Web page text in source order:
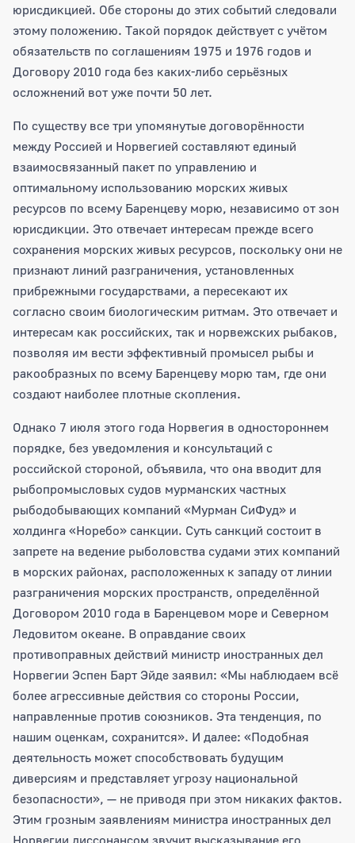
юрисдикцией. Обе стороны до этих событий следовали
этому положению. Такой порядок действует с учётом
обязательств по соглашениям 1975 и 1976 годов и
Договору 2010 года без каких-либо серьёзных
осложнений вот уже почти 50 лет.
По существу все три упомянутые договорённости
между Россией и Норвегией составляют единый
взаимосвязанный пакет по управлению и
оптимальному использованию морских живых
ресурсов по всему Баренцеву морю, независимо от зон
юрисдикции. Это отвечает интересам прежде всего
сохранения морских живых ресурсов, поскольку они не
признают линий разграничения, установленных
прибрежными государствами, а пересекают их
согласно своим биологическим ритмам. Это отвечает и
интересам как российских, так и норвежских рыбаков,
позволяя им вести эффективный промысел рыбы и
ракообразных по всему Баренцеву морю там, где они
создают наиболее плотные скопления.
Однако 7 июля этого года Норвегия в одностороннем
порядке, без уведомления и консультаций с
российской стороной, объявила, что она вводит для
рыбопромысловых судов мурманских частных
рыбодобывающих компаний «Мурман СиФуд» и
холдинга «Норебо» санкции. Суть санкций состоит в
запрете на ведение рыболовства судами этих компаний
в морских районах, расположенных к западу от линии
разграничения морских пространств, определённой
Договором 2010 года в Баренцевом море и Северном
Ледовитом океане. В оправдание своих
противоправных действий министр иностранных дел
Норвегии Эспен Барт Эйде заявил: «Мы наблюдаем всё
более агрессивные действия со стороны России,
направленные против союзников. Эта тенденция, по
нашим оценкам, сохранится». И далее: «Подобная
деятельность может способствовать будущим
диверсиям и представляет угрозу национальной
безопасности», — не приводя при этом никаких фактов.
Этим грозным заявлениям министра иностранных дел
Норвегии диссонансом звучит высказывание его